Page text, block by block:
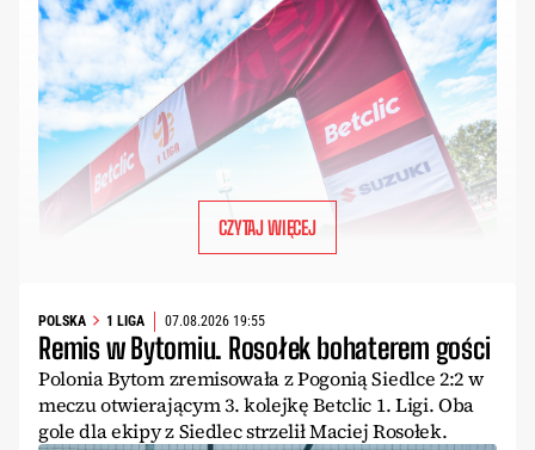
CZYTAJ WIĘCEJ
POLSKA 1 LIGA 07.08.2026 19:55
Remis w Bytomiu. Rosołek bohaterem gości
Polonia Bytom zremisowała z Pogonią Siedlce 2:2 w
meczu otwierającym 3. kolejkę Betclic 1. Ligi. Oba
gole dla ekipy z Siedlec strzelił Maciej Rosołek.